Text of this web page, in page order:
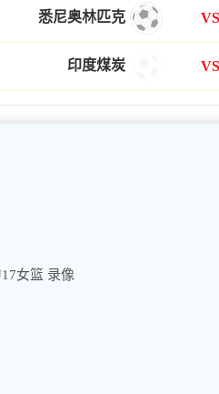
悉尼奥林匹克 VS
印度煤炭 VS
女篮 录像